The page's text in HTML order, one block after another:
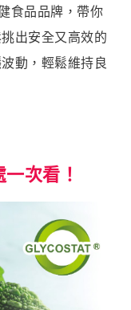
食品品牌，帶你
出安全又高效的
動，輕鬆維持良
次看！